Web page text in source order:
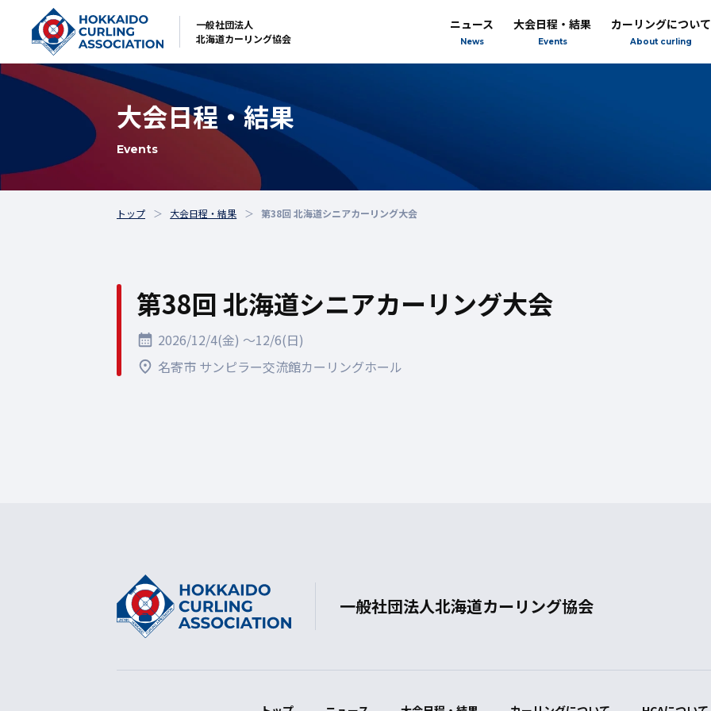
一般社団法人
北海道カーリング協会
ニュース
News
大会日程・結果
Events
カーリングについて
About curling
大会日程・結果
Events
トップ 大会日程・結果 第38回 北海道シニアカーリング大会
第38回 北海道シニアカーリング大会
2026/12/4(金) 〜12/6(日)
名寄市 サンピラー交流館カーリングホール
一般社団法人北海道カーリング協会